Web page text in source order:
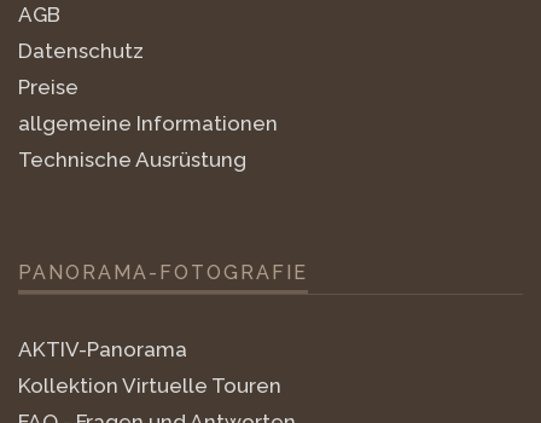
AGB
Datenschutz
Preise
allgemeine Informationen
Technische Ausrüstung
PANORAMA-FOTOGRAFIE
AKTIV-Panorama
Kollektion Virtuelle Touren